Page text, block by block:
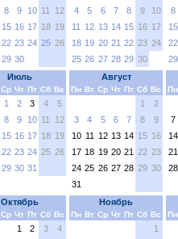
8 9 10 11
12
15 16 17 18 19
22 23 24 25 26
29 30
4
5 6 7 8 9
10
11
12 13 14 15 16 17
18 19 20 21 22 23 24
25 26 27 28 29 30
8
15
22
29
Июль
Ср Чт Пт Сб Вс
1 2 3 4
5
8 9 10 11
12
15 16 17 18 19
22 23 24 25 26
29 30 31
Август
Пн Вт Ср Чт Пт Сб Вс
1
2
3
4 5 6 7 8
9
10 11 12 13 14 15 16
17 18 19 20 21 22 23
24 25 26 27 28 29 30
31
Пн
7
14
21
28
Октябрь
Ср Чт Пт Сб Вс
1 2 3
4
Ноябрь
Пн Вт Ср Чт Пт Сб Вс
1
Пн